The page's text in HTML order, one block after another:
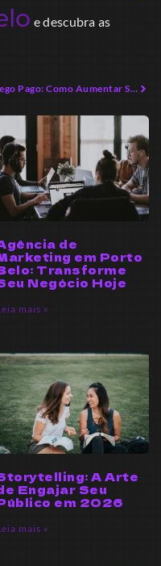
e descubra as
Tráfego Pago: Como Aumentar Suas Vendas com Estratégias Eficazes
de
em Porto
Transforme
Negócio Hoje
mais »
A Arte
Engajar Seu
em 2026
mais »